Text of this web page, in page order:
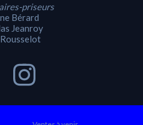
priseurs
Bérard
Jeanroy